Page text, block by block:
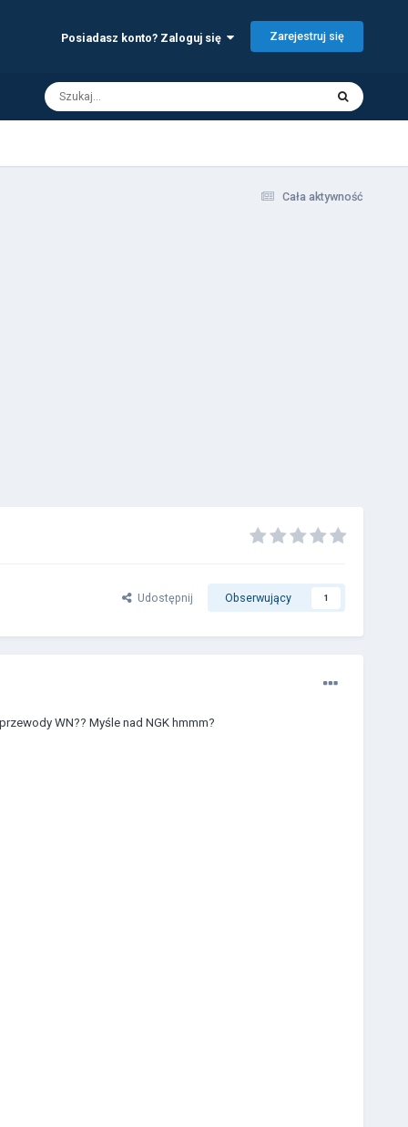
Posiadasz konto? Zaloguj się Zarejestruj się
Cała aktywność
Udostępnij Obserwujący 1
WN?? Myśle nad NGK hmmm?